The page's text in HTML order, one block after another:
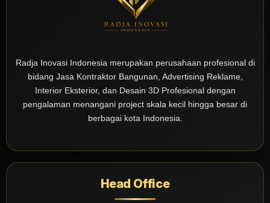
Radja Inovasi Indonesia merupakan perusahaan profesional di
bidang Jasa Kontraktor Bangunan, Advertising Reklame,
Interior Eksterior, dan Desain 3D Profesional dengan
pengalaman menangani project skala kecil hingga besar di
berbagai kota Indonesia.
Head Office